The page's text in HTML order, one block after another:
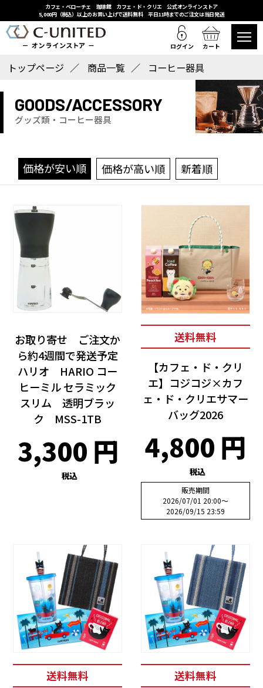
カフェ・ベローチェ 珈琲館 カフェ・ド・クリエ 公式オンラインストア
5,000円（税込）以上のお買い上げで送料無料 平日11時までのご注文は当日発送
ログイン カート
トップページ 商品一覧 コーヒー器具
GOODS/ACCESSORY
グッズ類・コーヒー器具
価格が安い順 価格が高い順 新着順
お取り寄せ ご注文か
ら約4週間で発送予定
ハリオ HARIO コー
ヒーミル セラミック
スリム 透明ブラッ
ク MSS-1TB
3,300
税込
送料無料
【カフェ・ド・クリ
エ】コジコジ×カフ
ェ・ド・クリエサマー
バッグ2026
4,800
税込
販売期間
2026/07/01 20:00〜
2026/09/15 23:59
送料無料 送料無料